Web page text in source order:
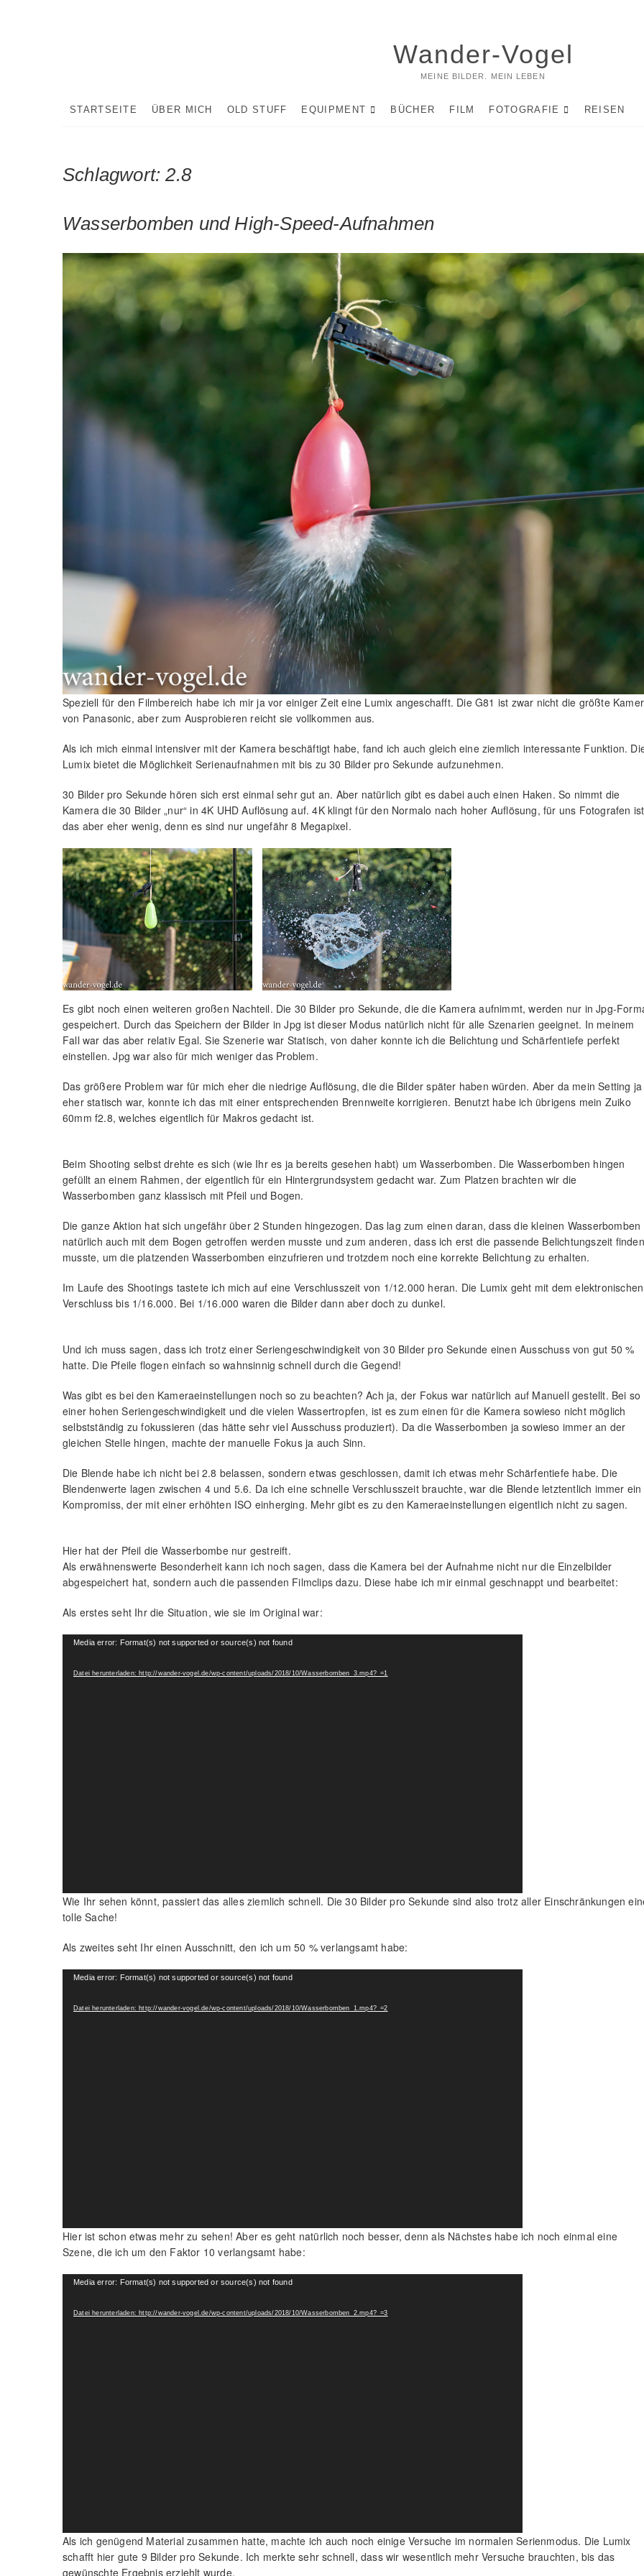
Wander-Vogel
MEINE BILDER. MEIN LEBEN
STARTSEITE ÜBER MICH OLD STUFF EQUIPMENT BÜCHER FILM FOTOGRAFIE REISEN
Schlagwort:2.8
Wasserbomben und High-Speed-Aufnahmen
Speziell für den Filmbereich habe ich mir ja vor einiger Zeit eine Lumix angeschafft. Die G81 ist zwar nicht die größte
von Panasonic, aber zum Ausprobieren reicht sie vollkommen aus.
Als ich mich einmal intensiver mit der Kamera beschäftigt habe, fand ich auch gleich eine ziemlich interessante Funktion.
Lumix bietet die Möglichkeit Serienaufnahmen mit bis zu 30 Bilder pro Sekunde aufzunehmen.
30 Bilder pro Sekunde hören sich erst einmal sehr gut an. Aber natürlich gibt es dabei auch einen Haken. So nimmt die
Kamera die 30 Bilder „nur“ in 4K UHD Auflösung auf. 4K klingt für den Normalo nach hoher Auflösung, für uns Fotografen ist
das aber eher wenig, denn es sind nur ungefähr 8 Megapixel.
Es gibt noch einen weiteren großen Nachteil. Die 30 Bilder pro Sekunde, die die Kamera aufnimmt, werden nur in Jpg-
gespeichert. Durch das Speichern der Bilder in Jpg ist dieser Modus natürlich nicht für alle Szenarien geeignet. In meinem
Fall war das aber relativ Egal. Sie Szenerie war Statisch, von daher konnte ich die Belichtung und Schärfentiefe perfekt
einstellen. Jpg war also für mich weniger das Problem.
Das größere Problem war für mich eher die niedrige Auflösung, die die Bilder später haben würden. Aber da mein Setting ja
eher statisch war, konnte ich das mit einer entsprechenden Brennweite korrigieren. Benutzt habe ich übrigens mein Zuiko
60mm f2.8, welches eigentlich für Makros gedacht ist.
Beim Shooting selbst drehte es sich (wie Ihr es ja bereits gesehen habt) um Wasserbomben. Die Wasserbomben hingen
gefüllt an einem Rahmen, der eigentlich für ein Hintergrundsystem gedacht war. Zum Platzen brachten wir die
Wasserbomben ganz klassisch mit Pfeil und Bogen.
Die ganze Aktion hat sich ungefähr über 2 Stunden hingezogen. Das lag zum einen daran, dass die kleinen Wasserbomben
natürlich auch mit dem Bogen getroffen werden musste und zum anderen, dass ich erst die passende Belichtungszeit finden
musste, um die platzenden Wasserbomben einzufrieren und trotzdem noch eine korrekte Belichtung zu erhalten.
Im Laufe des Shootings tastete ich mich auf eine Verschlusszeit von 1/12.000 heran. Die Lumix geht mit dem elektronischen
Verschluss bis 1/16.000. Bei 1/16.000 waren die Bilder dann aber doch zu dunkel.
Und ich muss sagen, dass ich trotz einer Seriengeschwindigkeit von 30 Bilder pro Sekunde einen Ausschuss von gut 50 %
hatte. Die Pfeile flogen einfach so wahnsinnig schnell durch die Gegend!
Was gibt es bei den Kameraeinstellungen noch so zu beachten? Ach ja, der Fokus war natürlich auf Manuell gestellt. Bei so
einer hohen Seriengeschwindigkeit und die vielen Wassertropfen, ist es zum einen für die Kamera sowieso nicht möglich
selbstständig zu fokussieren (das hätte sehr viel Ausschuss produziert). Da die Wasserbomben ja sowieso immer an der
gleichen Stelle hingen, machte der manuelle Fokus ja auch Sinn.
Die Blende habe ich nicht bei 2.8 belassen, sondern etwas geschlossen, damit ich etwas mehr Schärfentiefe habe. Die
Blendenwerte lagen zwischen 4 und 5.6. Da ich eine schnelle Verschlusszeit brauchte, war die Blende letztentlich immer ein
Kompromiss, der mit einer erhöhten ISO einherging. Mehr gibt es zu den Kameraeinstellungen eigentlich nicht zu sagen.
Hier hat der Pfeil die Wasserbombe nur gestreift.
Als erwähnenswerte Besonderheit kann ich noch sagen, dass die Kamera bei der Aufnahme nicht nur die Einzelbilder
abgespeichert hat, sondern auch die passenden Filmclips dazu. Diese habe ich mir einmal geschnappt und bearbeitet:
Als erstes seht Ihr die Situation, wie sie im Original war:
Video-
Media error: Format(s) not supported or source(s) not found
Datei herunterladen: http://wander-vogel.de/wp-content/uploads/2018/10/Wasserbomben_3.mp4?_=1
Wie Ihr sehen könnt, passiert das alles ziemlich schnell. Die 30 Bilder pro Sekunde sind also trotz aller Einschränkungen
tolle Sache!
Als zweites seht Ihr einen Ausschnitt, den ich um 50 % verlangsamt habe:
Video-
Media error: Format(s) not supported or source(s) not found
Datei herunterladen: http://wander-vogel.de/wp-content/uploads/2018/10/Wasserbomben_1.mp4?_=2
Hier ist schon etwas mehr zu sehen! Aber es geht natürlich noch besser, denn als Nächstes habe ich noch einmal eine
Szene, die ich um den Faktor 10 verlangsamt habe:
Video-
Media error: Format(s) not supported or source(s) not found
Datei herunterladen: http://wander-vogel.de/wp-content/uploads/2018/10/Wasserbomben_2.mp4?_=3
Als ich genügend Material zusammen hatte, machte ich auch noch einige Versuche im normalen Serienmodus. Die Lumix
schafft hier gute 9 Bilder pro Sekunde. Ich merkte sehr schnell, dass wir wesentlich mehr Versuche brauchten, bis das
gewünschte Ergebnis erziehlt wurde.